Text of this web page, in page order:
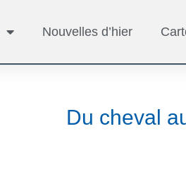
Nouvelles d’hier
Du cheval